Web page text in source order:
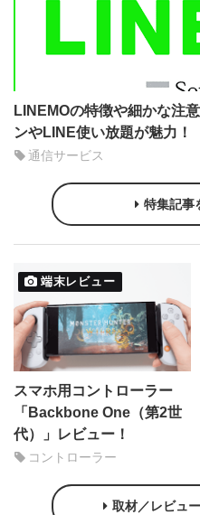
LINEMOの特徴や細かな注
ンやLINE使い放題が魅力！
通信サービス
特集記事
端末レビュー
スマホ用コントローラー
「Backbone One（第2世
代）」レビュー！
コントローラー
取材／レビュ